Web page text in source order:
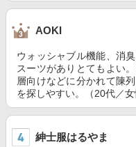
AOKI
ウォッシャブル機能、消
スーツがありとてもよい
層向けなどに分かれて陳
を探しやすい。（20代／女
紳士服はるやま